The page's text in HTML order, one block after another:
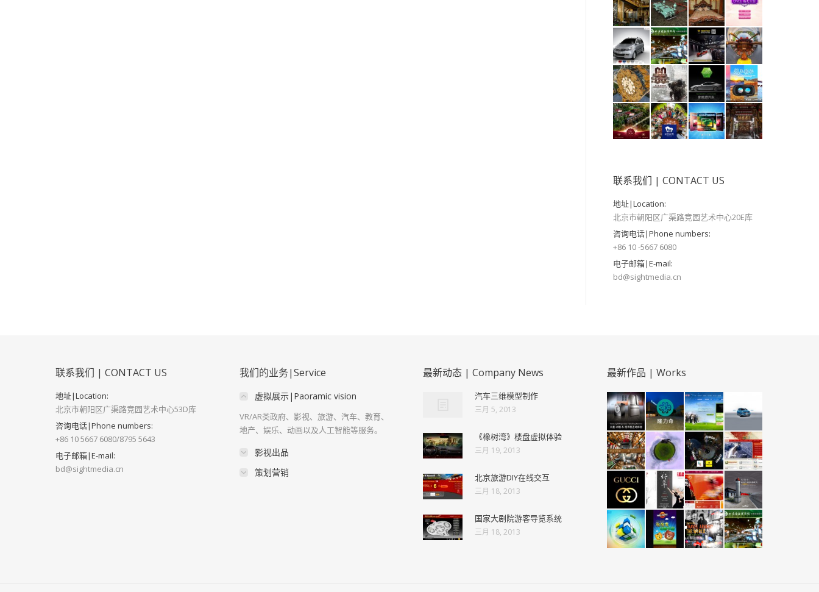
联系我们 | CONTACT US
地址|Location:
北京市朝阳区广渠路竞园艺术中心20E库
咨询电话|Phone numbers:
+86 10 -5667 6080
电子邮箱|E-mail:
bd@sightmedia.cn
联系我们 | CONTACT US
地址|Location:
北京市朝阳区广渠路竞园艺术中心53D库
咨询电话|Phone numbers:
+86 10 5667 6080/8795 5643
电子邮箱|E-mail:
bd@sightmedia.cn
我们的业务|Service
虚拟展示|Paoramic vision
VR/AR类政府、影视、旅游、汽车、教育、
地产、娱乐、动画以及人工智能等服务。
影视出品
策划营销
最新动态 | Company News
汽车三维模型制作
三月 5, 2013
《橡树湾》楼盘虚拟体验
三月 19, 2013
北京旅游DIY在线交互
三月 18, 2013
国家大剧院游客导览系统
三月 18, 2013
最新作品 | Works